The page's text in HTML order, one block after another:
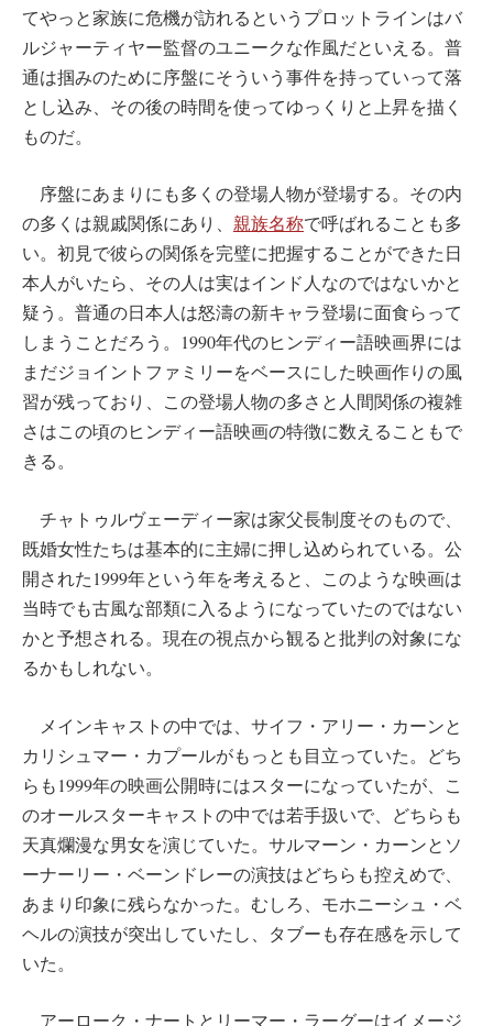
てやっと家族に危機が訪れるというプロットラインはバ
ルジャーティヤー監督のユニークな作風だといえる。普
通は掴みのために序盤にそういう事件を持っていって落
とし込み、その後の時間を使ってゆっくりと上昇を描く
ものだ。
序盤にあまりにも多くの登場人物が登場する。その内
の多くは親戚関係にあり、 親族名称で呼ばれることも多
い。初見で彼らの関係を完璧に把握することができた日
本人がいたら、その人は実はインド人なのではないかと
疑う。普通の日本人は怒濤の新キャラ登場に面食らって
しまうことだろう。1990年代のヒンディー語映画界には
まだジョイントファミリーをベースにした映画作りの風
習が残っており、この登場人物の多さと人間関係の複雑
さはこの頃のヒンディー語映画の特徴に数えることもで
きる。
チャトゥルヴェーディー家は家父長制度そのもので、
既婚女性たちは基本的に主婦に押し込められている。公
開された1999年という年を考えると、このような映画は
当時でも古風な部類に入るようになっていたのではない
かと予想される。現在の視点から観ると批判の対象にな
るかもしれない。
メインキャストの中では、サイフ・アリー・カーンと
カリシュマー・カプールがもっとも目立っていた。どち
らも1999年の映画公開時にはスターになっていたが、こ
のオールスターキャストの中では若手扱いで、どちらも
天真爛漫な男女を演じていた。サルマーン・カーンとソ
ーナーリー・ベーンドレーの演技はどちらも控えめで、
あまり印象に残らなかった。むしろ、モホニーシュ・ベ
ヘルの演技が突出していたし、タブーも存在感を示して
いた。
アーローク・ナートとリーマー・ラーグーはイメージ